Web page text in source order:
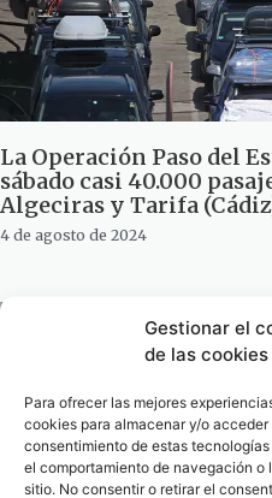
Gestionar el
de las cookies
Para ofrecer las mejores
cookies para almacenar y/o
consentimiento de estas
el comportamiento de navegación
sitio. No consentir o retirar el
La Operación Paso del
sábado casi 40.000
Algeciras y Tarifa
4 de agosto de 2024